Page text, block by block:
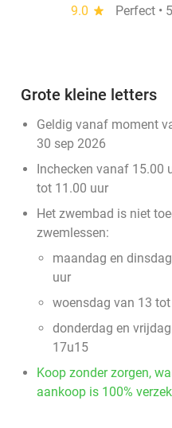
9.0 star Perfect •
Grote kleine letters
Geldig vanaf moment
30 sep 2026
Inchecken vanaf 15.00
tot 11.00 uur
Het zwembad is niet
zwemlessen:
maandag en
uur
woensdag van 13
donderdag en
17u15
Koop zonder zorgen,
aankoop is 100%